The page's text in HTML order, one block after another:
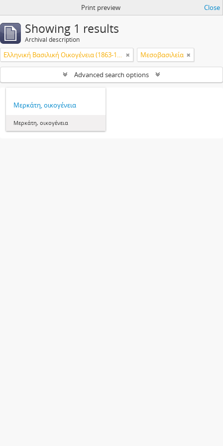
Print preview Close
Showing 1 results
Archival description
Ελληνική Βασιλική Οικογένεια (1863-1974) Μεσοβασιλεία
Advanced search options
Μερκάτη, οικογένεια
Μερκάτη, οικογένεια